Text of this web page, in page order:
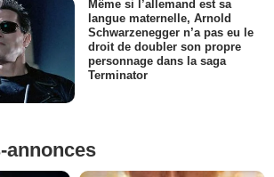
Même si l’allemand est sa
langue maternelle, Arnold
Schwarzenegger n’a pas eu le
droit de doubler son propre
personnage dans la saga
Terminator
annonces